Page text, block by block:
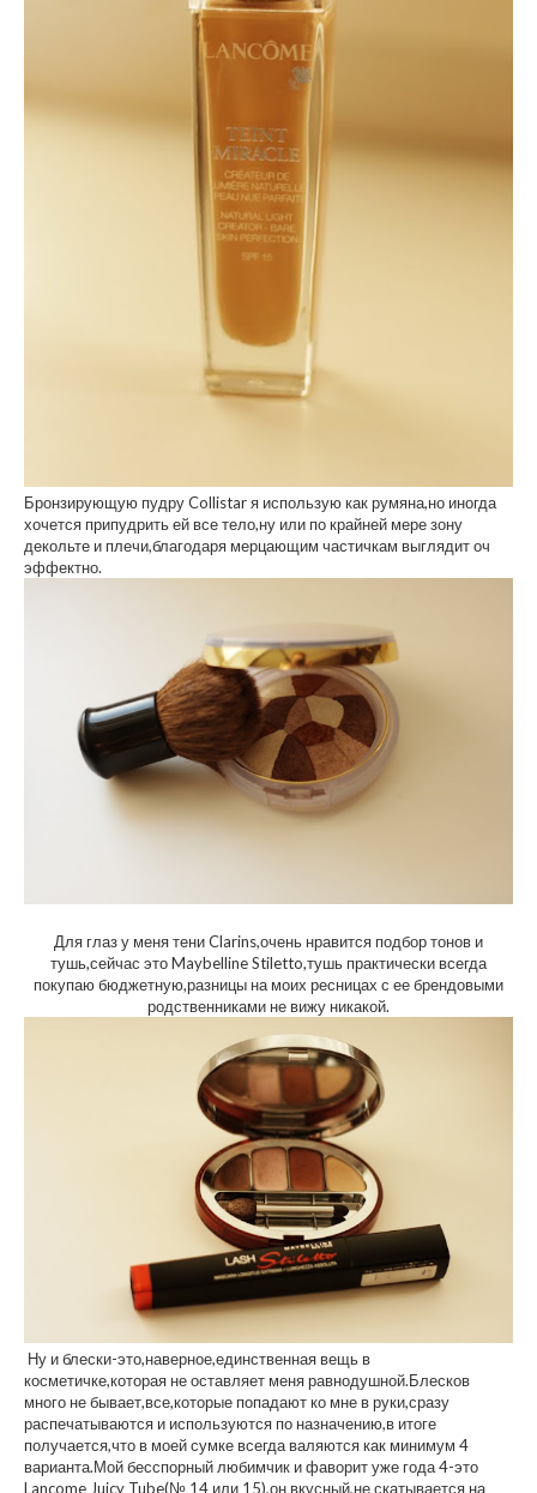
Бронзирующую пудру Collistar я использую как румяна,но иногда
хочется припудрить ей все тело,ну или по крайней мере зону
декольте и плечи,благодаря мерцающим частичкам выглядит оч
эффектно.
Для глаз у меня тени Clarins,очень нравится подбор тонов и
тушь,сейчас это Maybelline Stiletto,тушь практически всегда
покупаю бюджетную,разницы на моих ресницах с ее брендовыми
родственниками не вижу никакой.
Ну и блески-это,наверное,единственная вещь в
косметичке,которая не оставляет меня равнодушной.Блесков
много не бывает,все,которые попадают ко мне в руки,сразу
распечатываются и используются по назначению,в итоге
получается,что в моей сумке всегда валяются как минимум 4
варианта.Мой бесспорный любимчик и фаворит уже года 4-это
Lancome Juicy Tube(№ 14 или 15),он вкусный,не скатывается на